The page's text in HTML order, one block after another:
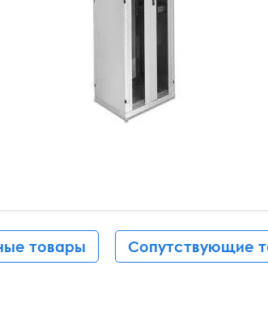
товары Сопутствующие